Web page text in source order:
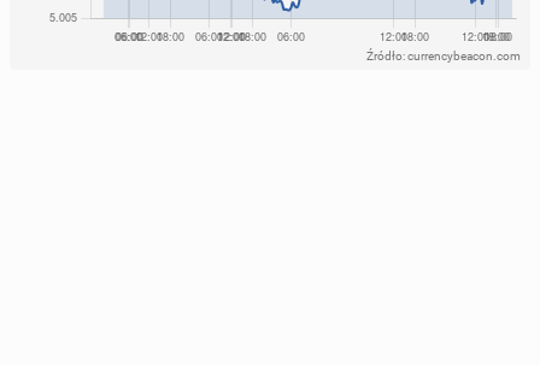
Źródło: currencybeacon.com